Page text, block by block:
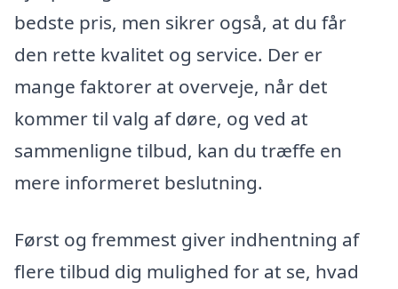
bedste pris, men sikrer også, at du får
den rette kvalitet og service. Der er
mange faktorer at overveje, når det
kommer til valg af døre, og ved at
sammenligne tilbud, kan du træffe en
mere informeret beslutning.
Først og fremmest giver indhentning af
flere tilbud dig mulighed for at se, hvad